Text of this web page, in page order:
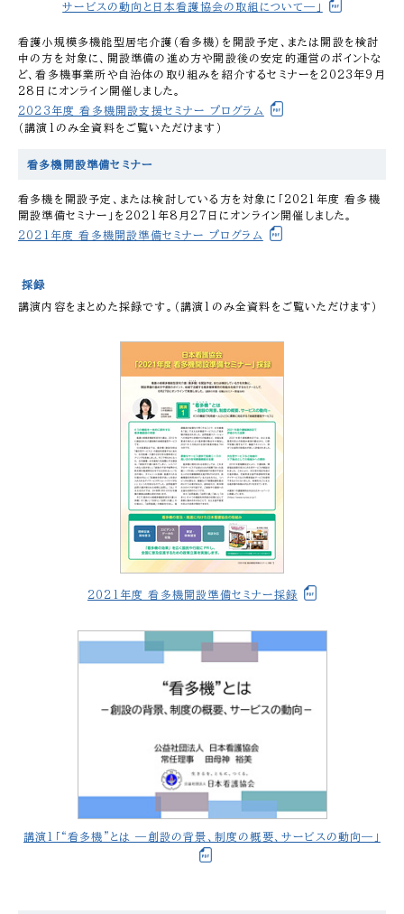
サービスの動向と日本看護協会の取組について—」
看護小規模多機能型居宅介護（看多機）を開設予定、または開設を検討
中の方を対象に、開設準備の進め方や開設後の安定的運営のポイントな
ど、看多機事業所や自治体の取り組みを紹介するセミナーを2023年9月
28日にオンライン開催しました。
2023年度 看多機開設支援セミナー プログラム
（講演1のみ全資料をご覧いただけます）
看多機開設準備セミナー
看多機を開設予定、または検討している方を対象に「2021年度 看多機
開設準備セミナー」を2021年8月27日にオンライン開催しました。
2021年度 看多機開設準備セミナー プログラム
採録
講演内容をまとめた採録です。（講演1のみ全資料をご覧いただけます）
2021年度 看多機開設準備セミナー採録
講演1「“看多機”とは —創設の背景、制度の概要、サービスの動向—」